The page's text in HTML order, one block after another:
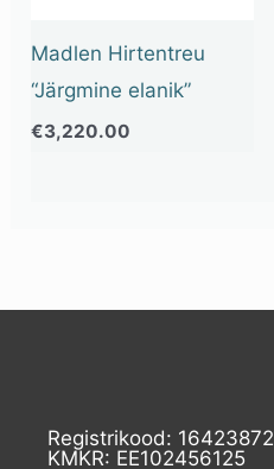
Madlen Hirtentreu
“Järgmine elanik”
€3,220.00
Registrikood: 16423872
KMKR: EE102456125